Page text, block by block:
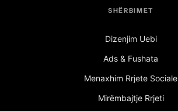
SHËRBIMET
Dizenjim Uebi
Ads & Fushata
Menaxhim Rrjete Sociale
Mirëmbajtje Rrjeti